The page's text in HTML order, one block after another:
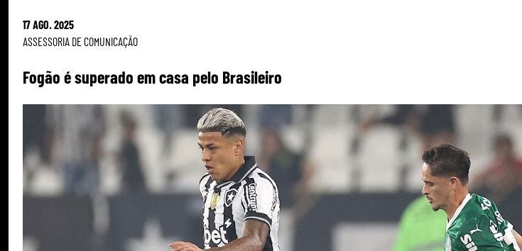
17 AGO. 2025
ASSESSORIA DE COMUNICAÇÃO
Fogão é superado em casa pelo Brasileiro